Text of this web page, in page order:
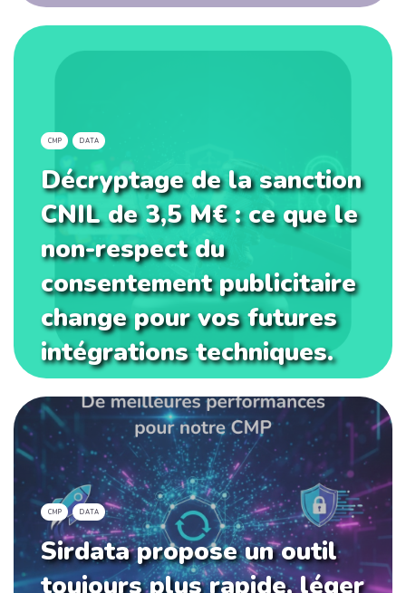
CMP DATA
Décryptage de la sanction
CNIL de 3,5 M€ : ce que le
non-respect du
consentement publicitaire
change pour vos futures
intégrations techniques.
CMP DATA
Sirdata propose un outil
toujours plus rapide, léger